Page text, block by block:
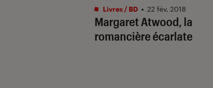
Margaret Atwood, la
romancière écarlate
Livres / BD • 22 fév. 2018